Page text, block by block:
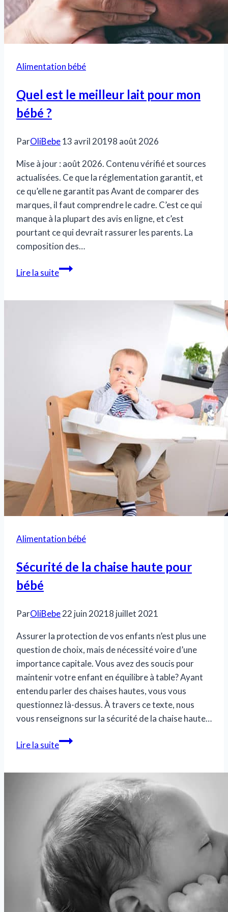
Alimentation bébé
Quel est le meilleur lait pour mon
bébé ?
ParOliBebe13 avril 20198 août 2026
Mise à jour : août 2026. Contenu vérifié et sources
actualisées. Ce que la réglementation garantit, et
ce qu’elle ne garantit pas Avant de comparer des
marques, il faut comprendre le cadre. C’est ce qui
manque à la plupart des avis en ligne, et c’est
pourtant ce qui devrait rassurer les parents. La
composition des…
Lire la suiteQuel
Alimentation bébé
Sécurité de la chaise haute pour
bébé
ParOliBebe22 juin 20218 juillet 2021
Assurer la protection de vos enfants n’est plus une
question de choix, mais de nécessité voire d’une
importance capitale. Vous avez des soucis pour
maintenir votre enfant en équilibre à table? Ayant
entendu parler des chaises hautes, vous vous
questionnez là-dessus. À travers ce texte, nous
vous renseignons sur la sécurité de la chaise haute…
Lire la suiteSécurité
haute
pour
bébé